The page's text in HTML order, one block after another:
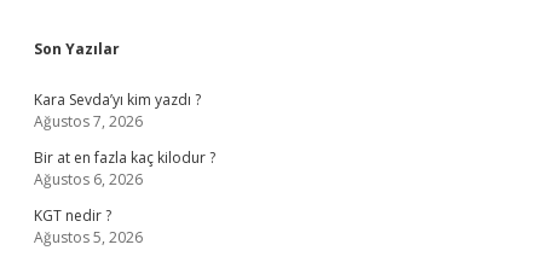
Sidebar
Son Yazılar
Kara Sevda’yı kim yazdı ?
Ağustos 7, 2026
Bir at en fazla kaç kilodur ?
Ağustos 6, 2026
KGT nedir ?
Ağustos 5, 2026